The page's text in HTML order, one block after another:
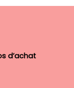
d’achat